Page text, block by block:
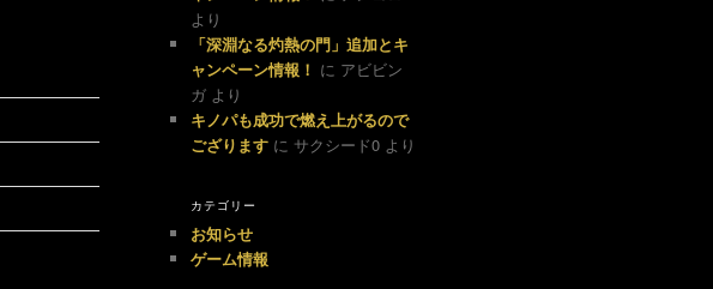
より
「深淵なる灼熱の門」追加とキ
ャンペーン情報！ に アビビン
ガ より
キノパも成功で燃え上がるので
ござります に サクシード0 より
カテゴリー
お知らせ
ゲーム情報